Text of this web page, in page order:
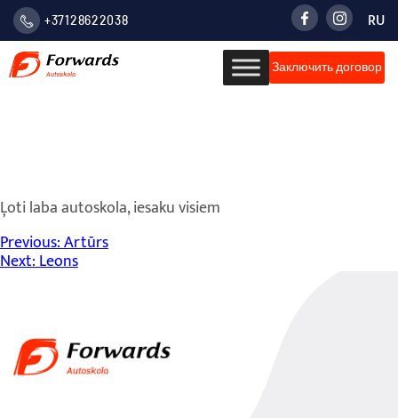
+37128622038 RU
Заключить договор
Ļoti laba autoskola, iesaku visiem
Навигация
по
Previous:Artūrs
Next:Leons